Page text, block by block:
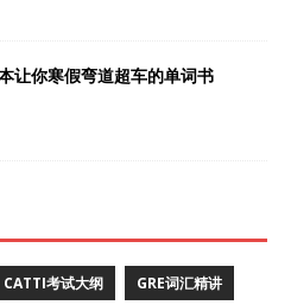
让你寒假弯道超车的单词书
CATTI考试大纲 GRE词汇精讲